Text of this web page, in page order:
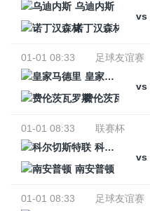
乌迪内斯
vs
诺丁汉森林
01-01 08:33
足球友谊赛
皇家马德里
vs
费伦茨瓦罗斯
01-01 08:33
联赛杯
科尔切斯特联
vs
南安普顿
01-01 08:33
足球友谊赛